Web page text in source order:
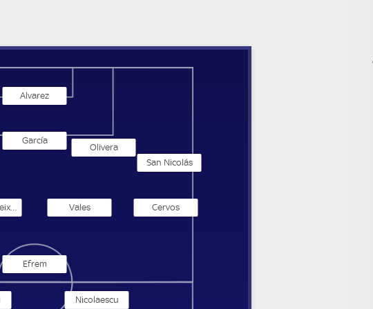
Alvarez
García
Olivera
San Nicolás
da Silva Teixeira Vales Cervos
Efrem
Nicolaescu